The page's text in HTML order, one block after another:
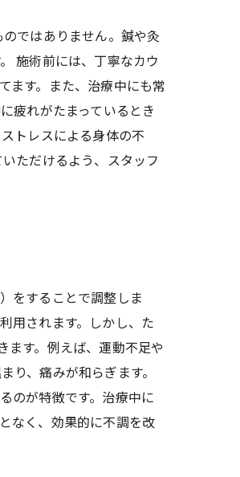
ではありません。鍼や灸
施術前には、丁寧なカウ
ます。また、治療中にも常
疲れがたまっているとき
トレスによる身体の不
ただけるよう、スタッフ
をすることで調整しま
用されます。しかし、た
ます。例えば、運動不足や
、痛みが和らぎます。
のが特徴です。治療中に
なく、効果的に不調を改